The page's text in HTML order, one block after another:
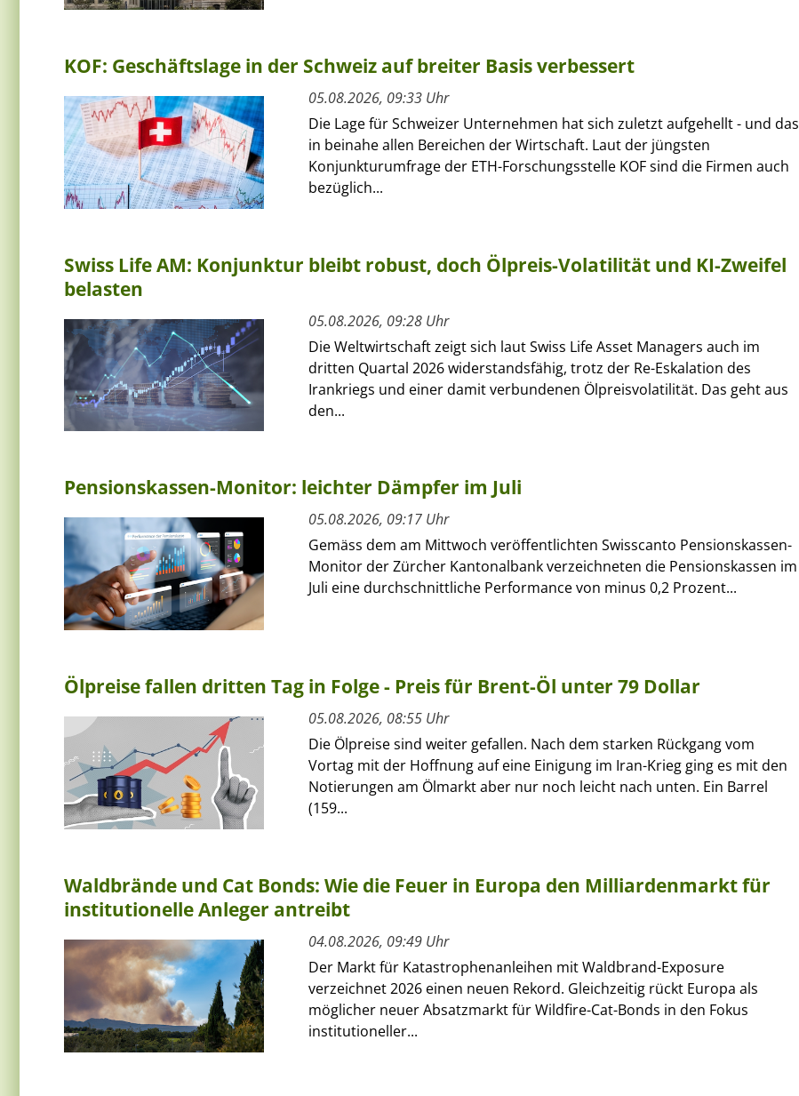
KOF: Geschäftslage in der Schweiz auf breiter Basis verbessert
05.08.2026, 09:33 Uhr
Die Lage für Schweizer Unternehmen hat sich zuletzt aufgehellt - und das
in beinahe allen Bereichen der Wirtschaft. Laut der jüngsten
Konjunkturumfrage der ETH-Forschungsstelle KOF sind die Firmen auch
bezüglich...
Swiss Life AM: Konjunktur bleibt robust, doch Ölpreis-Volatilität und KI-Zweifel
belasten
05.08.2026, 09:28 Uhr
Die Weltwirtschaft zeigt sich laut Swiss Life Asset Managers auch im
dritten Quartal 2026 widerstandsfähig, trotz der Re-Eskalation des
Irankriegs und einer damit verbundenen Ölpreisvolatilität. Das geht aus
den...
Pensionskassen-Monitor: leichter Dämpfer im Juli
05.08.2026, 09:17 Uhr
Gemäss dem am Mittwoch veröffentlichten Swisscanto Pensionskassen-
Monitor der Zürcher Kantonalbank verzeichneten die Pensionskassen im
Juli eine durchschnittliche Performance von minus 0,2 Prozent...
Ölpreise fallen dritten Tag in Folge - Preis für Brent-Öl unter 79 Dollar
05.08.2026, 08:55 Uhr
Die Ölpreise sind weiter gefallen. Nach dem starken Rückgang vom
Vortag mit der Hoffnung auf eine Einigung im Iran-Krieg ging es mit den
Notierungen am Ölmarkt aber nur noch leicht nach unten. Ein Barrel
(159...
Waldbrände und Cat Bonds: Wie die Feuer in Europa den Milliardenmarkt für
institutionelle Anleger antreibt
04.08.2026, 09:49 Uhr
Der Markt für Katastrophenanleihen mit Waldbrand-Exposure
verzeichnet 2026 einen neuen Rekord. Gleichzeitig rückt Europa als
möglicher neuer Absatzmarkt für Wildfire-Cat-Bonds in den Fokus
institutioneller...